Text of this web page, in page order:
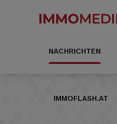
NACHRICHTEN
IMMOFLASH.AT